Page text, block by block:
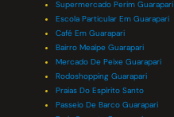
Supermercado Perim Guarapari
Escola Particular Em Guarapari
Café Em Guarapari
Bairro Meaípe Guarapari
Mercado De Peixe Guarapari
Rodoshopping Guarapari
Praias Do Espírito Santo
Passeio De Barco Guarapari